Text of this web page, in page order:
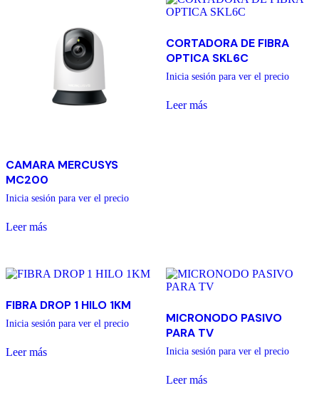
CAMARA MERCUSYS
MC200
Inicia sesión para ver el precio
Leer más
CORTADORA DE FIBRA
OPTICA SKL6C
Inicia sesión para ver el precio
Leer más
FIBRA DROP 1 HILO 1KM
Inicia sesión para ver el precio
Leer más
MICRONODO PASIVO
PARA TV
Inicia sesión para ver el precio
Leer más